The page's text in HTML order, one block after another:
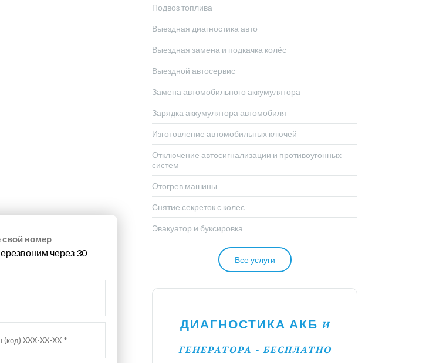
свой номер
через 30
Подвоз топлива
Выездная диагностика авто
Выездная замена и подкачка колёс
Выездной автосервис
Замена автомобильного аккумулятора
Зарядка аккумулятора автомобиля
Изготовление автомобильных ключей
Отключение автосигнализации и противоугонных
систем
Отогрев машины
Снятие секреток с колес
Эвакуатор и буксировка
Все услуги
ДИАГНОСТИКА АКБ И
ГЕНЕРАТОРА - БЕСПЛАТНО